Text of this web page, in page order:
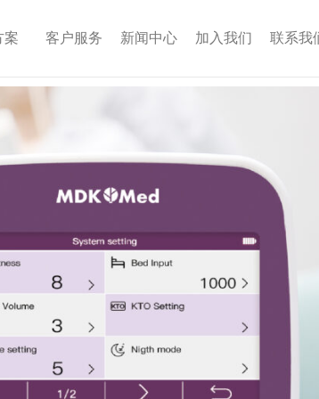
案 客户服务 新闻中心 加入我们 联系我